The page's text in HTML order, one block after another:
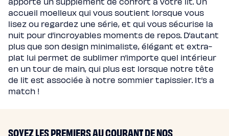
accueil moelleux qui vous soutient lorsque vous
lisez ou regardez une série, et qui vous sécurise la
nuit pour d’incroyables moments de repos. D’autant
plus que son design minimaliste, élégant et extra-
plat lui permet de sublimer n’importe quel intérieur
en un tour de main, qui plus est lorsque notre tête
de lit est associée à notre sommier tapissier. It’s a
match !
SOYEZ LES PREMIERS AU COURANT DE NOS